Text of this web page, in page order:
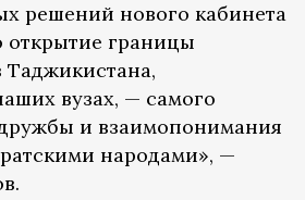
решений нового кабинета
открытие границы
Таджикистана,
вузах, — самого
и взаимопонимания
народами», —